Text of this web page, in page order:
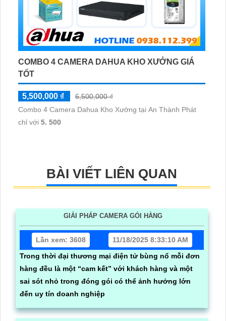
COMBO 4 CAMERA DAHUA KHO XƯỞNG GIÁ
TỐT
5,500,000 ₫
6,500,000 ₫
Combo 4 Camera Dahua Kho Xưởng tại An Thành Phát
chỉ với 5. 500
BÀI VIẾT LIÊN QUAN
GIẢI PHÁP CAMERA GÓI HÀNG
Lần xem: 3608
11/18/2025 8:33:10 AM
Trong thời đại thương mại điện tử bùng nổ mỗi đơn
hàng đều là một “cam kết” với khách hàng và một
sai sót nhỏ trong đóng gói có thể ảnh hưởng lớn
đến uy tín doanh nghiệp